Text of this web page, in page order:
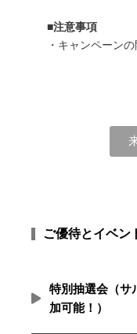
■注意事項
・キャンペーン
ご優待とイベン
特別抽選会（サ
加可能！）